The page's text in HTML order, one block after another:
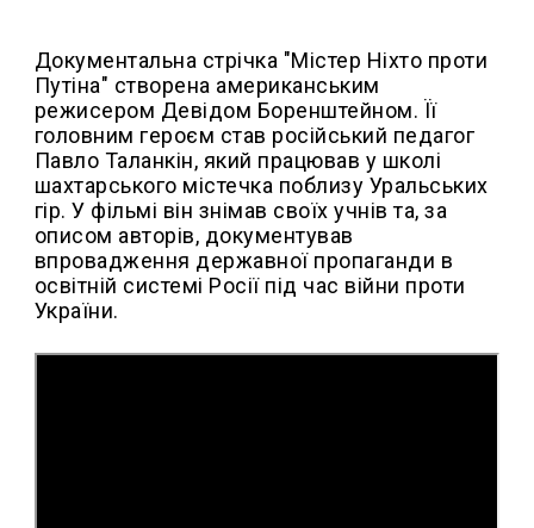
Документальна стрічка "Містер Ніхто проти
Путіна" створена американським
режисером Девідом Боренштейном. Її
головним героєм став російський педагог
Павло Таланкін, який працював у школі
шахтарського містечка поблизу Уральських
гір. У фільмі він знімав своїх учнів та, за
описом авторів, документував
впровадження державної пропаганди в
освітній системі Росії під час війни проти
України.